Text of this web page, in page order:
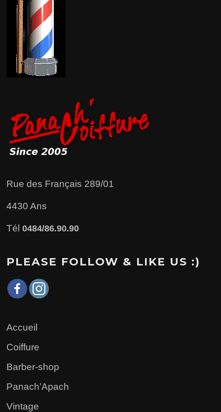
Rue des Français 289/01
4430 Ans
Tél0484/86.90.90
PLEASE FOLLOW & LIKE US :)
Accueil
Coiffure
Barber-shop
Panach’Apach
Vintage